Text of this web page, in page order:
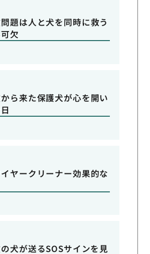
題は人と犬を同時に救う
欠
ら来た保護犬が心を開い
ヤークリーナー効果的な
犬が送るSOSサインを見